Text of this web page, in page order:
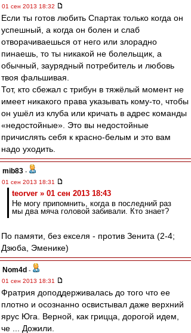
01 сен 2013 18:32
Если ты готов любить Спартак только когда он
успешный, а когда он болен и слаб
отворачиваешься от него или злорадно
пинаешь, то ты никакой не болельщик, а
обычный, заурядный потребитель и любовь
твоя фальшивая.
Тот, кто сбежал с трибун в тяжёлый момент не
имеет никакого права указывать кому-то, чтобы
он ушёл из клуба или кричать в адрес команды
«недостойные». Это вы недостойные
причислять себя к красно-белым и это вам
надо уходить.
mib83 -
01 сен 2013 18:31
teorver » 01 сен 2013 18:43
Не могу припомнить, когда в последний раз
мы два мяча головой забивали. Кто знает?
По памяти, без екселя - против Зенита (2-4;
Дзюба, Эменике)
Nom4d -
01 сен 2013 18:31
Фратрия доподдерживалась до того что ее
плотно и осознанно освистывал даже верхний
ярус Юга. Верной, как грицца, дорогой идем,
че ... Дожили.